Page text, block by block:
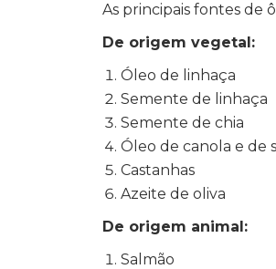
As principais fontes de
De origem vegetal:
Óleo de linhaça
Semente de linhaça
Semente de chia
Óleo de canola e de
Castanhas
Azeite de oliva
De origem animal:
Salmão